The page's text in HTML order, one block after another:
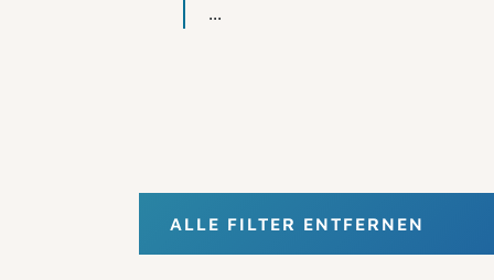
...
ALLE FILTER ENTFERNEN